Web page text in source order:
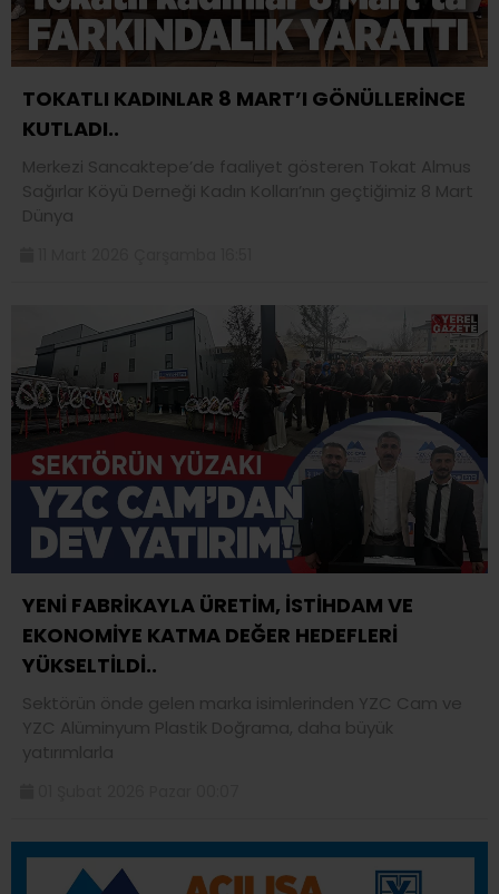
TOKATLI KADINLAR 8 MART’I GÖNÜLLERİNCE
KUTLADI..
Merkezi Sancaktepe’de faaliyet gösteren Tokat Almus
Sağırlar Köyü Derneği Kadın Kolları’nın geçtiğimiz 8 Mart
Dünya
YENİ FABRİKAYLA ÜRETİM, İSTİHDAM VE
EKONOMİYE KATMA DEĞER HEDEFLERİ
YÜKSELTİLDİ..
Sektörün önde gelen marka isimlerinden YZC Cam ve
YZC Alüminyum Plastik Doğrama, daha büyük
yatırımlarla